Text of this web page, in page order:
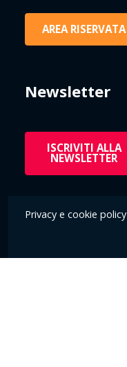
AREA RISERVATA
Newsletter
ISCRIVITI ALLA
NEWSLETTER
Privacy e cookie policy